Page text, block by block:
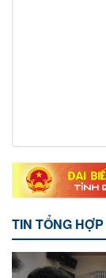
TIN TỔNG HỢP